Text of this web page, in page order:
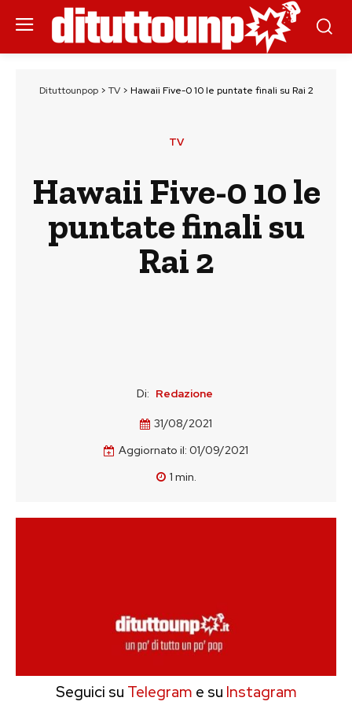
Dituttounpop> TV> Hawaii Five-0 10 le puntate finali su Rai 2
TV
Hawaii Five-0 10 le
puntate finali su
Rai 2
Di: Redazione
31/08/2021
Aggiornato il: 01/09/2021
1 min.
Seguici su Telegram e su Instagram